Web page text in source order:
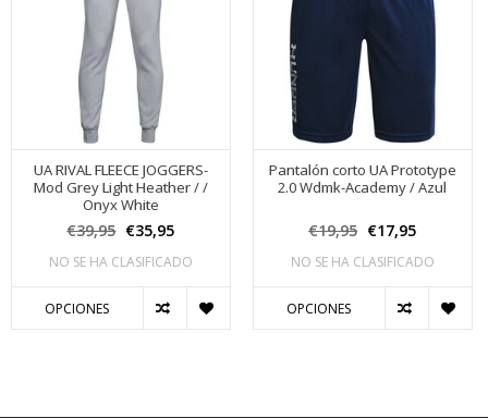
UA RIVAL FLEECE JOGGERS-
Mod Grey Light Heather / /
Onyx White
€39,95 €35,95
NO SE HA CLASIFICADO
OPCIONES
Pantalón corto UA Prototype
2.0 Wdmk-Academy / Azul
€19,95 €17,95
NO SE HA CLASIFICADO
OPCIONES